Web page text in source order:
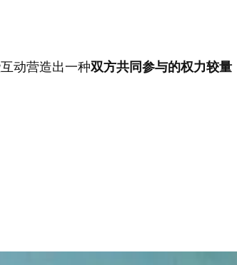
动营造出一种双方共同参与的权力较量